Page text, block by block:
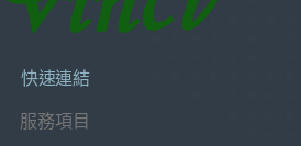
快速連結
服務項目